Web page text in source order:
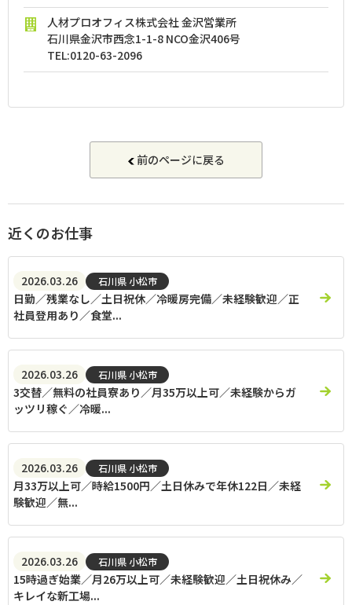
人材プロオフィス株式会社 金沢営業所
石川県金沢市西念1-1-8 NCO金沢406号
TEL:0120-63-2096
前のページに戻る
近くのお仕事
2026.03.26 石川県 小松市
日勤／残業なし／土日祝休／冷暖房完備／未経験歓迎／正
社員登用あり／食堂...
2026.03.26 石川県 小松市
3交替／無料の社員寮あり／月35万以上可／未経験からガ
ッツリ稼ぐ／冷暖...
2026.03.26 石川県 小松市
月33万以上可／時給1500円／土日休みで年休122日／未経
験歓迎／無...
2026.03.26 石川県 小松市
15時過ぎ始業／月26万以上可／未経験歓迎／土日祝休み／
キレイな新工場...